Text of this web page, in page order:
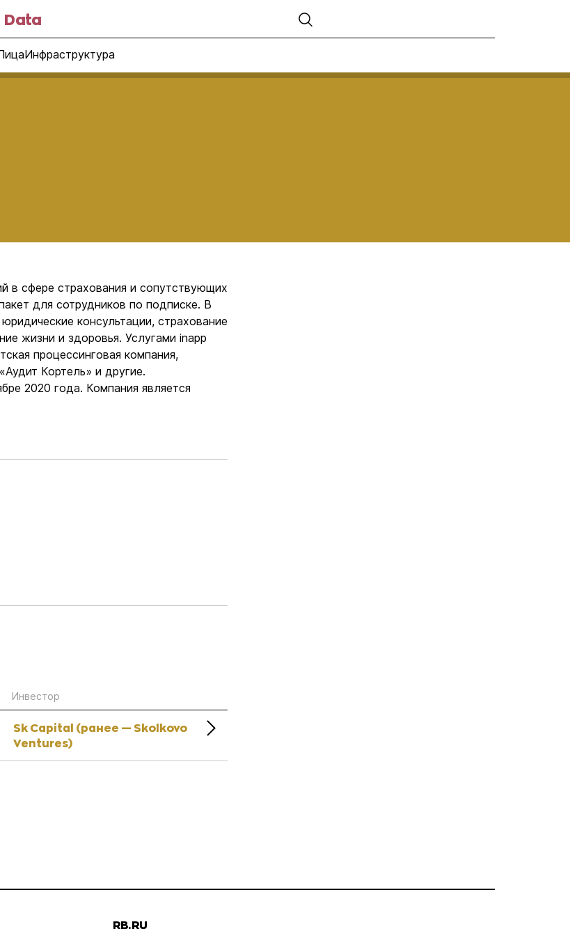
Data
Инфраструктура
в сфере страхования и сопутствующих
для сотрудников по подписке. В
консультации, страхование
жизни и здоровья. Услугами inapp
процессинговая компания,
Кортель» и другие.
2020 года. Компания является
Инвестор
Sk Capital (ранее — Skolkovo
Ventures)
RB.RU